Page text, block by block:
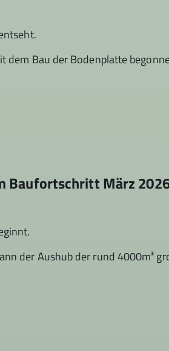
dem Bau der Bodenplatte
Baufortschritt März
der Aushub der rund 4000m³